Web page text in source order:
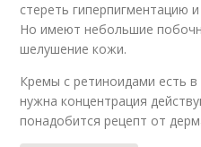
стереть гиперпигментацию
Но имеют небольшие
шелушение кожи.
Кремы с ретиноидами есть
нужна концентрация
понадобится рецепт от